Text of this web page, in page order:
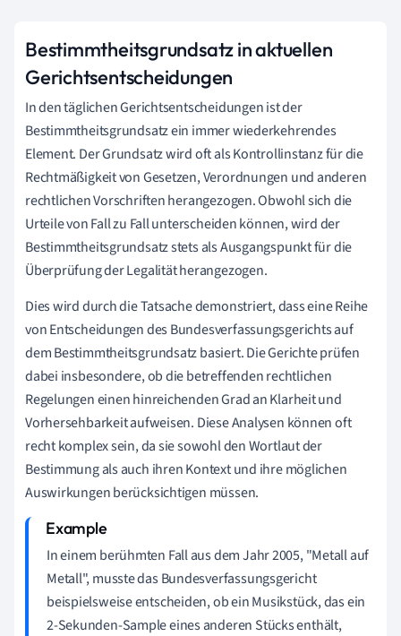
Bestimmtheitsgrundsatz in aktuellen
Gerichtsentscheidungen
In den täglichen Gerichtsentscheidungen ist der
Bestimmtheitsgrundsatz ein immer wiederkehrendes
Element. Der Grundsatz wird oft als Kontrollinstanz für die
Rechtmäßigkeit von Gesetzen, Verordnungen und anderen
rechtlichen Vorschriften herangezogen. Obwohl sich die
Urteile von Fall zu Fall unterscheiden können, wird der
Bestimmtheitsgrundsatz stets als Ausgangspunkt für die
Überprüfung der Legalität herangezogen.
Dies wird durch die Tatsache demonstriert, dass eine Reihe
von Entscheidungen des Bundesverfassungsgerichts auf
dem Bestimmtheitsgrundsatz basiert. Die Gerichte prüfen
dabei insbesondere, ob die betreffenden rechtlichen
Regelungen einen hinreichenden Grad an Klarheit und
Vorhersehbarkeit aufweisen. Diese Analysen können oft
recht komplex sein, da sie sowohl den Wortlaut der
Bestimmung als auch ihren Kontext und ihre möglichen
Auswirkungen berücksichtigen müssen.
In einem berühmten Fall aus dem Jahr 2005, "Metall auf
Metall", musste das Bundesverfassungsgericht
beispielsweise entscheiden, ob ein Musikstück, das ein
2-Sekunden-Sample eines anderen Stücks enthält,